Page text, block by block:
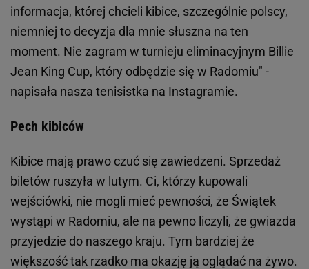
informacja, której chcieli kibice, szczególnie polscy,
niemniej to decyzja dla mnie słuszna na ten
moment. Nie zagram w turnieju eliminacyjnym Billie
Jean King Cup, który odbędzie się w Radomiu" -
napisała nasza tenisistka na Instagramie.
Pech kibiców
Kibice mają prawo czuć się zawiedzeni. Sprzedaż
biletów ruszyła w lutym. Ci, którzy kupowali
wejściówki, nie mogli mieć pewności, że Świątek
wystąpi w Radomiu, ale na pewno liczyli, że gwiazda
przyjedzie do naszego kraju. Tym bardziej że
większość tak rzadko ma okazję ją oglądać na żywo.